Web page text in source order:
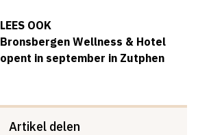
LEES OOK
Bronsbergen Wellness & Hotel
opent in september in Zutphen
Artikel delen